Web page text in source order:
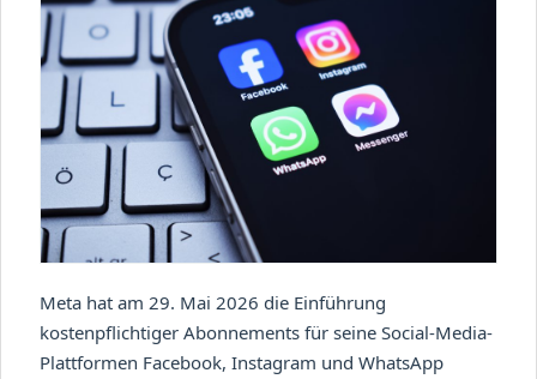
Meta hat am 29. Mai 2026 die Einführung
kostenpflichtiger Abonnements für seine Social-Media-
Plattformen Facebook, Instagram und WhatsApp